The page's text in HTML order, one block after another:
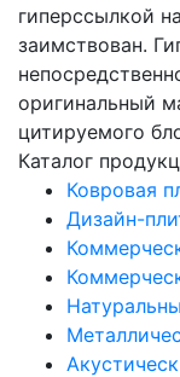
гиперссылкой
заимствован.
оригинальный
цитируемого
Каталог
Ковровая
Дизайн-